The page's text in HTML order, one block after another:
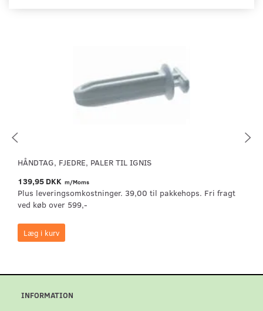
HÅNDTAG, FJEDRE, PALER TIL IGNIS
139,95 DKK m/Moms
Plus leveringsomkostninger. 39,00 til pakkehops. Fri fragt
ved køb over 599,-
Læg i kurv
INFORMATION